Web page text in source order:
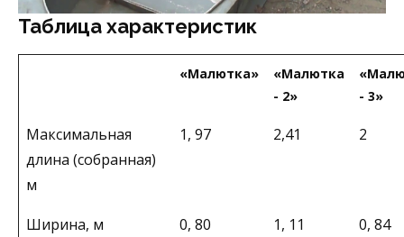
Таблица характеристик
«Малютка»
«Малютка
- 2»
- 3»
Максимальная
длина (собранная)
м
1, 97 2,41 2
Ширина, м 0, 80 1, 11 0, 84